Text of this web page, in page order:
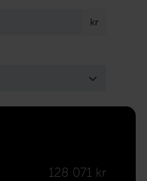
kr
128 071 kr